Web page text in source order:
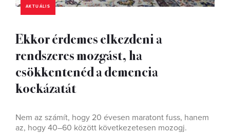
AKTUÁLIS
Ekkor érdemes elkezdeni a
rendszeres mozgást, ha
csökkentenéd a demencia
kockázatát
Nem az számít, hogy 20 évesen maratont fuss, hanem
az, hogy 40–60 között következetesen mozogj.